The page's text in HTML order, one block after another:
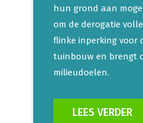
hun grond aan
om de derogatie
flinke inperking voor
tuinbouw en brengt
milieudoelen.
LEES VERDER